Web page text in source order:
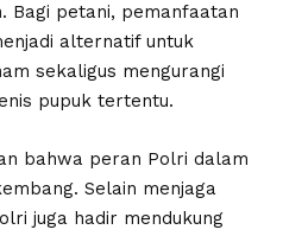
Bagi petani, pemanfaatan
alternatif untuk
sekaligus mengurangi
pupuk tertentu.
bahwa peran Polri dalam
Selain menjaga
juga hadir mendukung